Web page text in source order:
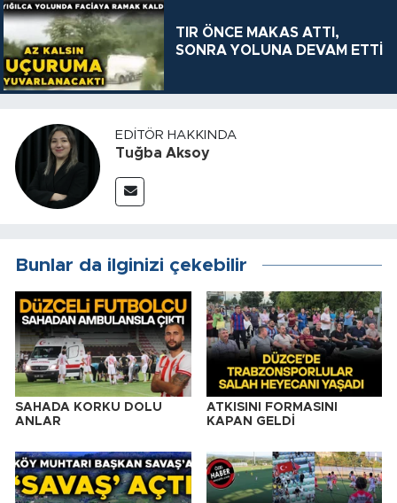
TIR ÖNCE MAKAS ATTI,
SONRA YOLUNA DEVAM ETTİ
EDITÖR HAKKINDA
Tuğba Aksoy
Bunlar da ilginizi çekebilir
SAHADA KORKU DOLU
ANLAR
ATKISINI FORMASINI
KAPAN GELDİ